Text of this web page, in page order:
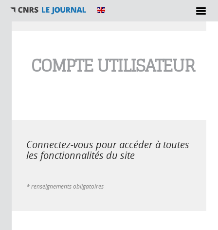
COMPTE UTILISATEUR
Connectez-vous pour accéder à toutes
les fonctionnalités du site
* renseignements obligatoires